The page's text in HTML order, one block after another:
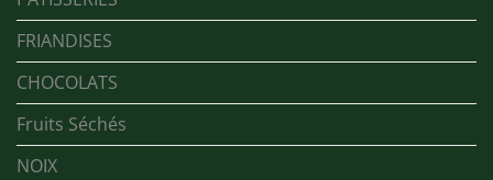
FRIANDISES
CHOCOLATS
Fruits Séchés
NOIX